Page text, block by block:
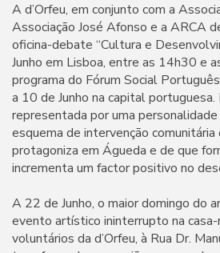
A d’Orfeu, em conjunto com a
Associação José Afonso e a ARCA
oficina-debate “Cultura e
Junho em Lisboa, entre as 14h30 e
programa do Fórum Social
a 10 de Junho na capital portuguesa.
representada por uma
esquema de intervenção comunitária
protagoniza em Águeda e de que
incrementa um factor positivo no
A 22 de Junho, o maior domingo do
evento artístico ininterrupto na casa-
voluntários da d’Orfeu, à Rua Dr.